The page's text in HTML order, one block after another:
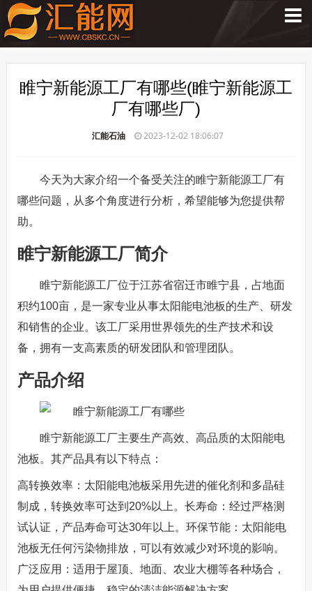
睢宁新能源工厂有哪些(睢宁新能源工
厂有哪些厂)
汇能石油 2023-12-02 18:06:07
今天为大家介绍一个备受关注的睢宁新能源工厂有
哪些问题，从多个角度进行分析，希望能够为您提供帮
助。
睢宁新能源工厂简介
睢宁新能源工厂位于江苏省宿迁市睢宁县，占地面
积约100亩，是一家专业从事太阳能电池板的生产、研发
和销售的企业。该工厂采用世界领先的生产技术和设
备，拥有一支高素质的研发团队和管理团队。
产品介绍
睢宁新能源工厂主要生产高效、高品质的太阳能电
池板。其产品具有以下特点：
高转换效率：太阳能电池板采用先进的催化剂和多晶硅
制成，转换效率可达到20%以上。长寿命：经过严格测
试认证，产品寿命可达30年以上。环保节能：太阳能电
池板无任何污染物排放，可以有效减少对环境的影响。
广泛应用：适用于屋顶、地面、农业大棚等各种场合，